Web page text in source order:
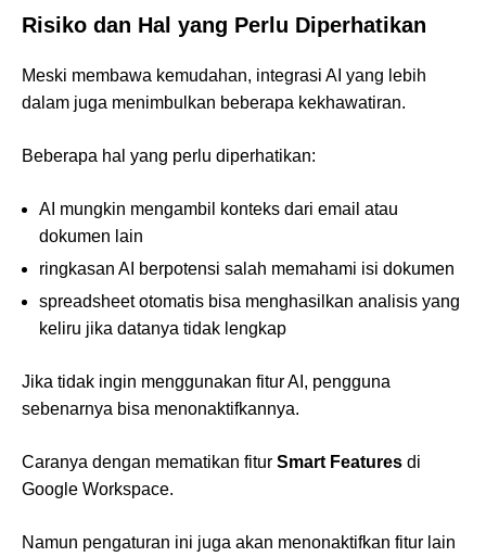
Risiko dan Hal yang Perlu Diperhatikan
Meski membawa kemudahan, integrasi AI yang lebih
dalam juga menimbulkan beberapa kekhawatiran.
Beberapa hal yang perlu diperhatikan:
AI mungkin mengambil konteks dari email atau
dokumen lain
ringkasan AI berpotensi salah memahami isi dokumen
spreadsheet otomatis bisa menghasilkan analisis yang
keliru jika datanya tidak lengkap
Jika tidak ingin menggunakan fitur AI, pengguna
sebenarnya bisa menonaktifkannya.
Caranya dengan mematikan fitur Smart Features di
Google Workspace.
Namun pengaturan ini juga akan menonaktifkan fitur lain